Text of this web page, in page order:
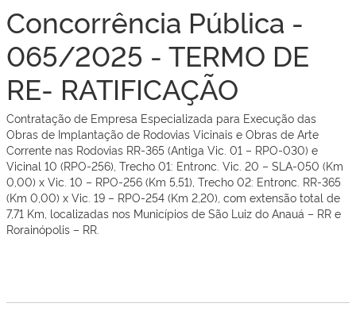
Concorrência Pública -
065/2025 - TERMO DE
RE- RATIFICAÇÃO
Contratação de Empresa Especializada para Execução das
Obras de Implantação de Rodovias Vicinais e Obras de Arte
Corrente nas Rodovias RR-365 (Antiga Vic. 01 – RPO-030) e
Vicinal 10 (RPO-256), Trecho 01: Entronc. Vic. 20 – SLA-050 (Km
0,00) x Vic. 10 – RPO-256 (Km 5,51), Trecho 02: Entronc. RR-365
(Km 0,00) x Vic. 19 – RPO-254 (Km 2,20), com extensão total de
7,71 Km, localizadas nos Municípios de São Luiz do Anauá – RR e
Rorainópolis – RR.